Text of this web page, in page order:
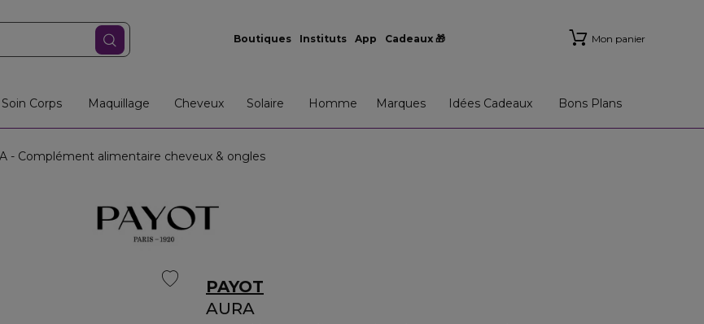
Boutiques Instituts App Cadeaux 🎁 Mon panier
Soin Corps Maquillage Cheveux Solaire Homme Marques Idées Cadeaux Bons Plans
- Complément alimentaire cheveux & ongles
PAYOT
AURA